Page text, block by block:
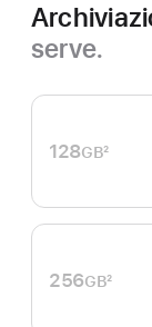
serve.
128GB2
256GB2